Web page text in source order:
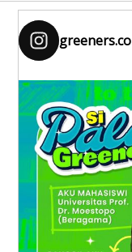
greeners.co